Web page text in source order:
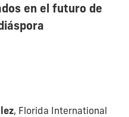
en el futuro de
, Florida International